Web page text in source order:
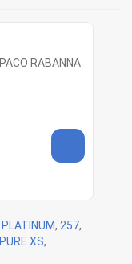
RABANNA
, 257,
XS,